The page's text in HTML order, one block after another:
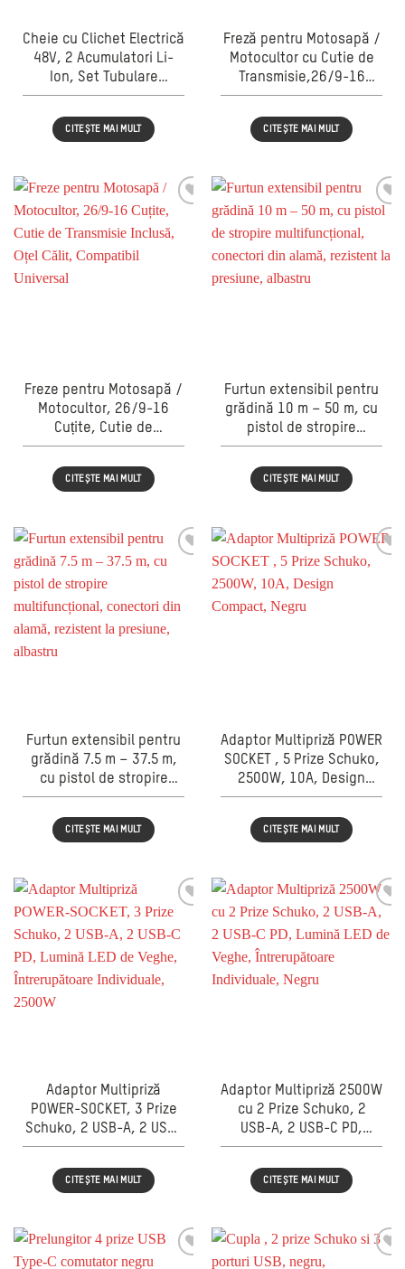
Cheie cu Clichet Electrică
48V, 2 Acumulatori Li-
Ion, Set Tubulare
Incluse, Reversibilă,
pentru Service Auto și
Lucrări de Mentenanță
CITEȘTE MAI MULT
Freză pentru Motosapă /
Motocultor cu Cutie de
Transmisie,26/9-16
Cuțite din Oțel Călit,
Accesoriu pentru
Afânarea Solului
CITEȘTE MAI MULT
Freze pentru Motosapă /
Motocultor, 26/9-16
Cuțite, Cutie de
Transmisie Inclusă, Oțel
Călit, Compatibil
Universal
CITEȘTE MAI MULT
Furtun extensibil pentru
grădină 10 m – 50 m, cu
pistol de stropire
multifuncțional,
conectori din alamă,
rezistent la presiune,
CITEȘTE MAI MULT
Furtun extensibil pentru
grădină 7.5 m – 37.5 m,
cu pistol de stropire
multifuncțional,
conectori din alamă,
rezistent la presiune,
CITEȘTE MAI MULT
Adaptor Multipriză POWER
SOCKET , 5 Prize Schuko,
2500W, 10A, Design
Compact, Negru
CITEȘTE MAI MULT
Adaptor Multipriză
POWER-SOCKET, 3 Prize
Schuko, 2 USB-A, 2 USB-
C PD, Lumină LED de
Veghe, Întrerupătoare
Individuale, 2500W
CITEȘTE MAI MULT
Adaptor Multipriză 2500W
cu 2 Prize Schuko, 2
USB-A, 2 USB-C PD,
Lumină LED de Veghe,
Întrerupătoare
Individuale, Negru
CITEȘTE MAI MULT